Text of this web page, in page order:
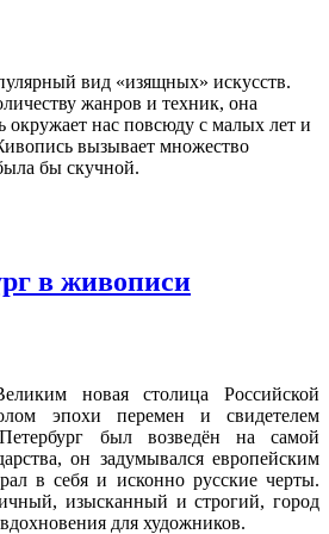
вид «изящных» искусств.
жанров и техник, она
нас повсюду с малых лет и
вызывает множество
бы скучной.
в живописи
новая столица Российской
эпохи перемен и свидетелем
был возведён на самой
он задумывался европейским
в себя и исконно русские черты.
изысканный и строгий, город
для художников.